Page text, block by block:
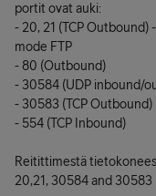
portit ovat auki:
- 20, 21 (TCP Outbound)
mode FTP
- 80 (Outbound)
- 30584 (UDP inbound/
- 30583 (TCP Outbound)
- 554 (TCP Inbound)
Reitittimestä
20,21, 30584 and 30583